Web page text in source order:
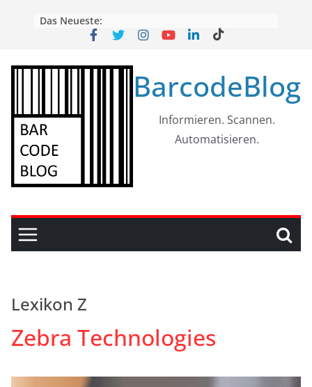
Das Neueste:
BarcodeBlog
Informieren. Scannen.
Automatisieren.
Lexikon Z
Zebra Technologies